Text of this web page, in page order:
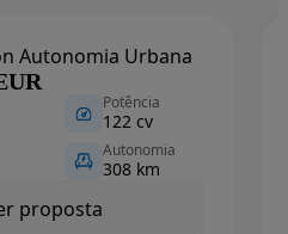
Autonomia Urbana
Potência
122 cv
Autonomia
308 km
proposta